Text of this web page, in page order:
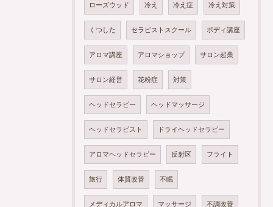
ローズウッド 冷え 冷え症 冷え対策
くつした セラピストスクール ボディ講座
アロマ講座 アロマショップ サロン起業
サロン経営 花粉症 対策
ヘッドセラピー ヘッドマッサージ
ヘッドセラピスト ドライヘッドセラピー
アロマヘッドセラピー 反射区 フライト
旅行 体質改善 不眠
メディカルアロマ マッサージ 不調改善